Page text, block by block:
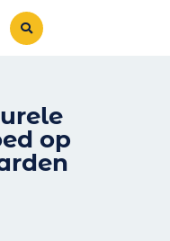
op